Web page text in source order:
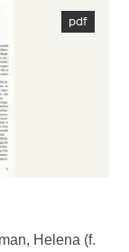
Helena (f.